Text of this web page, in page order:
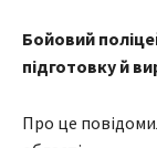
Бойовий
підготовку й
Про це